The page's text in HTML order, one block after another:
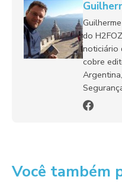
do
noticiário
cobre
Você também